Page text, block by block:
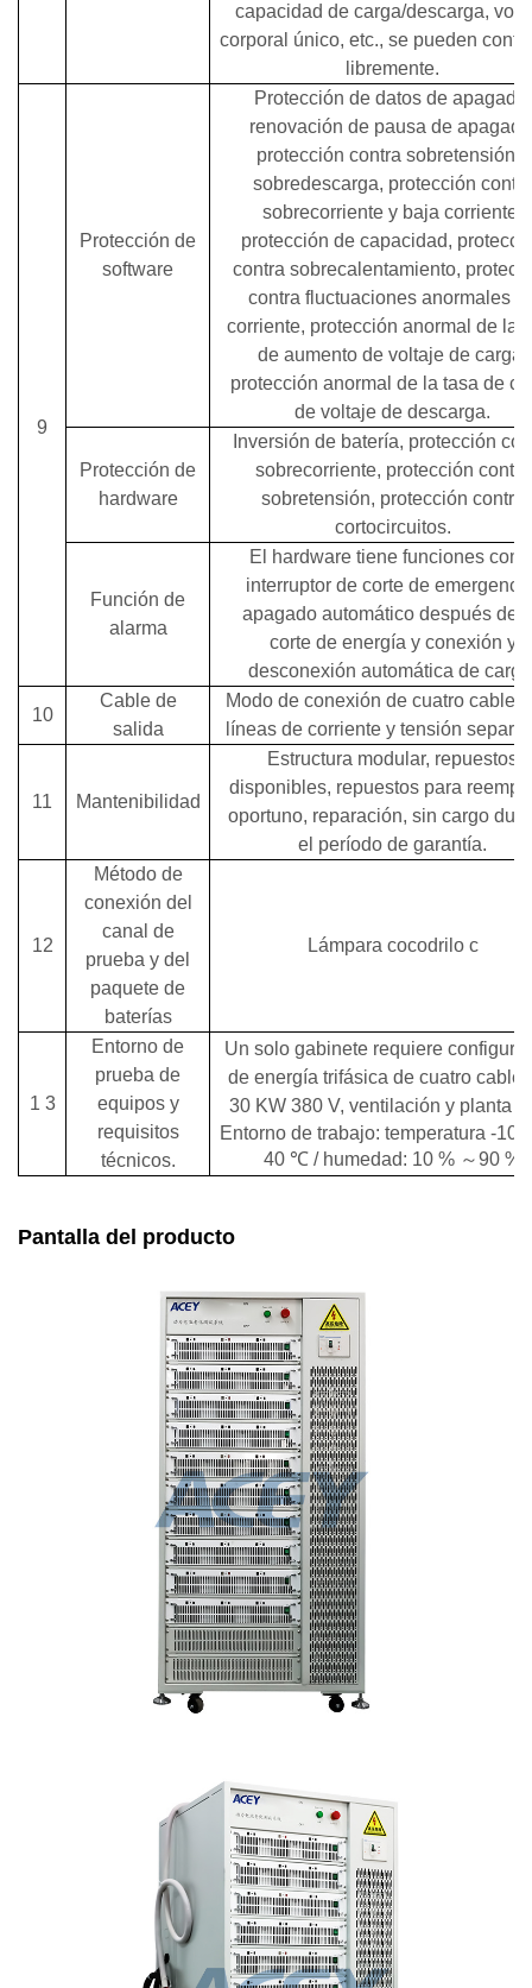
capacidad de carga/descarga,
corporal único, etc., se pueden
libremente.
9
Protección de
software
Protección de datos de apagado,
renovación de pausa de
protección contra sobretensión y
sobredescarga, protección contra
sobrecorriente y baja corriente,
protección de capacidad,
contra sobrecalentamiento,
contra fluctuaciones anormales
corriente, protección anormal de la
de aumento de voltaje de carga,
protección anormal de la tasa de
de voltaje de descarga.
Protección de
hardware
Inversión de batería, protección
sobrecorriente, protección contra
sobretensión, protección contra
cortocircuitos.
Función de
alarma
El hardware tiene funciones
interruptor de corte de
apagado automático después de
corte de energía y conexión y
desconexión automática de
10
Cable de
salida
Modo de conexión de cuatro cables
líneas de corriente y tensión
11 Mantenibilidad
Estructura modular, repuestos
disponibles, repuestos para
oportuno, reparación, sin cargo
el período de garantía.
12
Método de
conexión del
canal de
prueba y del
paquete de
baterías
Lámpara cocodrilo c
1 3
Entorno de
prueba de
equipos y
requisitos
técnicos.
Un solo gabinete requiere
de energía trifásica de cuatro
30 KW 380 V, ventilación y planta
Entorno de trabajo: temperatura -
40 ℃ / humedad: 10 % ～90 %
Pantalla del producto